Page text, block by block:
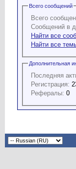
Всего сообщений
Всего
Сообщений в
Найти все
Найти все
Дополнительная
Последняя
Регистрация:
Рефералы: 0